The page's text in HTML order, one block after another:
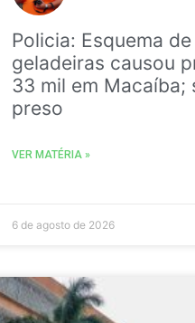
Policia: Esquema
geladeiras causou
33 mil em Macaíba;
preso
VER MATÉRIA »
6 de agosto de 2026